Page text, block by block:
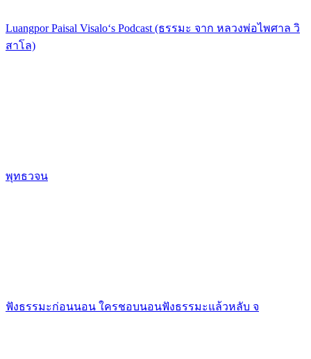
Luangpor Paisal Visalo‘s Podcast (ธรรมะ จาก หลวงพ่อไพศาล วิ
สาโล)
พุทธวจน
ฟังธรรมะก่อนนอน ใครชอบนอนฟังธรรมะแล้วหลับ จ